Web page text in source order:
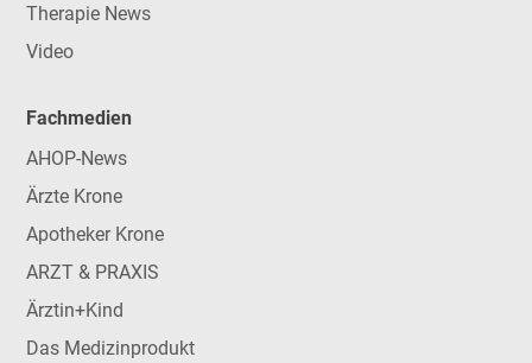
Therapie News
Video
Fachmedien
AHOP-News
Ärzte Krone
Apotheker Krone
ARZT & PRAXIS
Ärztin+Kind
Das Medizinprodukt